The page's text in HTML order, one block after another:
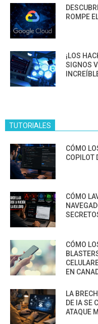
ROMPE
¡LOS
SIGNOS
TUTORIALES
CÓMO
COPILOT
CÓMO
CÓMO
EN
LA
DE IA SE
ATAQUE